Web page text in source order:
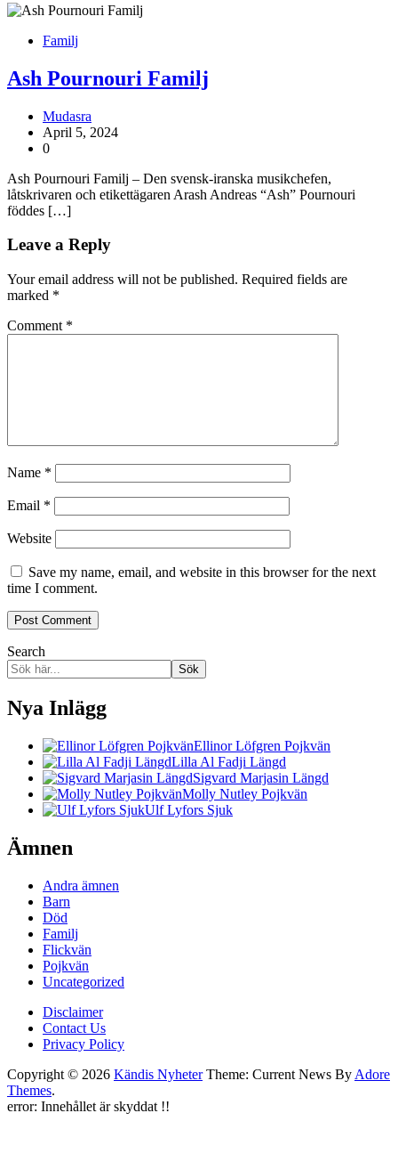
Familj
Ash Pournouri Familj
Mudasra
April 5, 2024
0
Ash Pournouri Familj – Den svensk-iranska musikchefen,
låtskrivaren och etikettägaren Arash Andreas “Ash” Pournouri
föddes […]
Leave a Reply
Your email address will not be published. Required fields are
marked *
Comment *
Name *
Email *
Website
Save my name, email, and website in this browser for the next
time I comment.
Search
Sök
Nya Inlägg
Ellinor Löfgren Pojkvän
Lilla Al Fadji Längd
Sigvard Marjasin Längd
Molly Nutley Pojkvän
Ulf Lyfors Sjuk
Ämnen
Andra ämnen
Barn
Död
Familj
Flickvän
Pojkvän
Uncategorized
Disclaimer
Contact Us
Privacy Policy
Copyright © 2026 Kändis NyheterTheme: Current News By Adore
Themes.
error: Innehållet är skyddat !!